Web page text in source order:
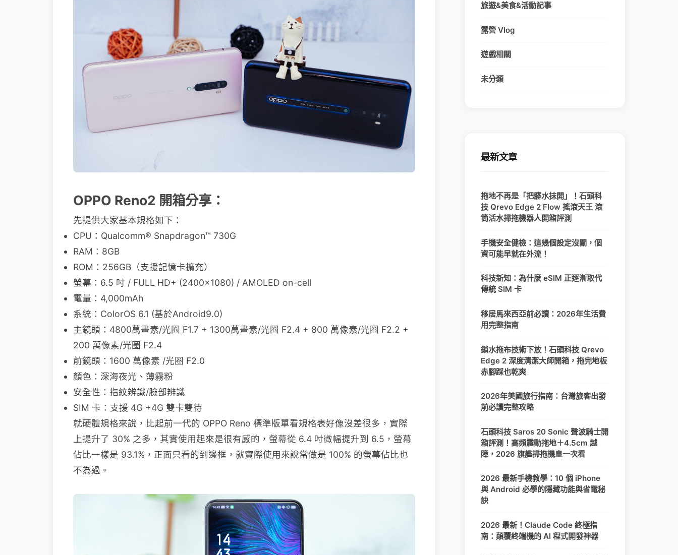
OPPO Reno2 開箱分享：
先提供大家基本規格如下：
CPU：Qualcomm® Snapdragon™ 730G
RAM：8GB
ROM：256GB（支援記憶卡擴充）
螢幕：6.5 吋 / FULL HD+ (2400×1080) / AMOLED on-cell
電量：4,000mAh
系統：ColorOS 6.1 (基於Android9.0)
主鏡頭：4800萬畫素/光圈 F1.7 + 1300萬畫素/光圈 F2.4 + 800 萬像素/光圈 F2.2 +
200 萬像素/光圈 F2.4
前鏡頭：1600 萬像素 /光圈 F2.0
顏色：深海夜光、薄霧粉
安全性：指紋辨識/臉部辨識
SIM 卡：支援 4G +4G 雙卡雙待
就硬體規格來說，比起前一代的 OPPO Reno 標準版單看規格表好像沒差很多，實際
上提升了 30% 之多，其實使用起來是很有感的，螢幕從 6.4 吋微幅提升到 6.5，螢幕
佔比一樣是 93.1%，正面只看的到邊框，就實際使用來說當做是 100% 的螢幕佔比也
不為過。
旅遊&美食&活動記事
露營 Vlog
遊戲相關
未分類
最新文章
拖地不再是「把髒水抹開」！石頭科
技 Qrevo Edge 2 Flow 搖滾天王 滾
筒活水掃拖機器人開箱評測
手機安全健檢：這幾個設定沒關，個
資可能早就在外流！
科技新知：為什麼 eSIM 正逐漸取代
傳統 SIM 卡
移居馬來西亞前必讀：2026年生活費
用完整指南
鎖水拖布技術下放！石頭科技 Qrevo
Edge 2 深度清潔大師開箱，拖完地板
赤腳踩也乾爽
2026年美國旅行指南：台灣旅客出發
前必讀完整攻略
石頭科技 Saros 20 Sonic 聲波騎士開
箱評測！高頻震動拖地＋4.5cm 越
障，2026 旗艦掃拖機皇一次看
2026 最新手機教學：10 個 iPhone
與 Android 必學的隱藏功能與省電秘
訣
2026 最新！Claude Code 終極指
南：顛覆終端機的 AI 程式開發神器